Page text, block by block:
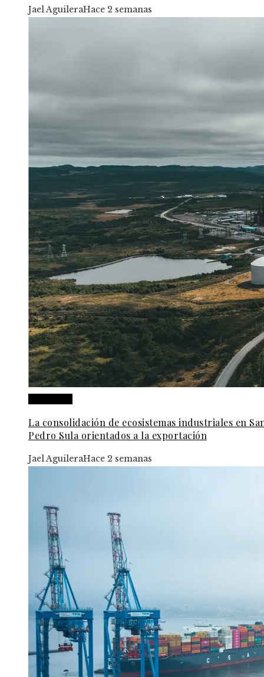
Jael AguileraHace 2 semanas
La consolidación de ecosistemas industriales en
Pedro Sula orientados a la exportación
Jael AguileraHace 2 semanas